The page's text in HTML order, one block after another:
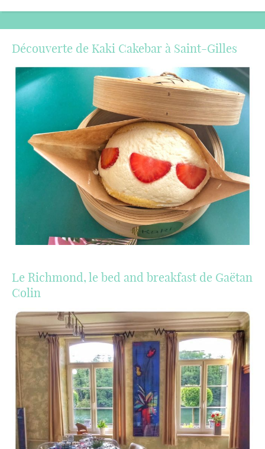
Découverte de Kaki Cakebar à Saint-Gilles
Le Richmond, le bed and breakfast de Gaëtan
Colin